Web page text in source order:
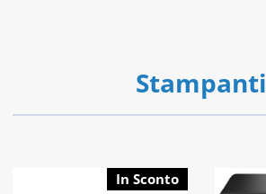
Stampanti
In Sconto